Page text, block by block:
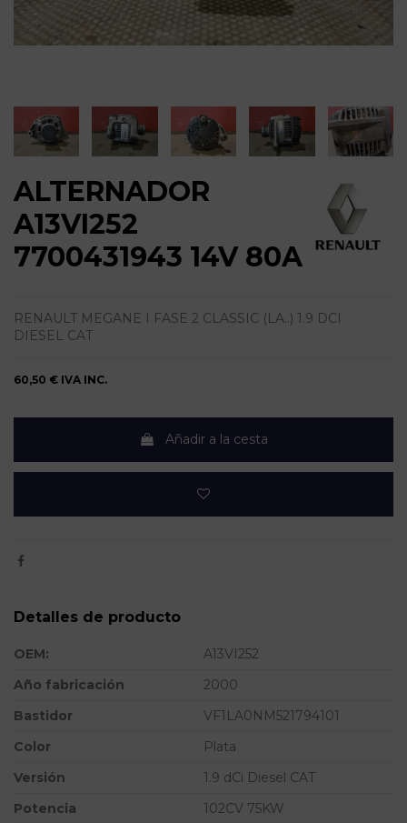
ALTERNADOR
A13VI252
7700431943 14V 80A
RENAULT MEGANE I FASE 2 CLASSIC (LA..) 1.9 DCI
DIESEL CAT
60,50 € IVA INC.
Añadir a la cesta
Detalles de producto
OEM:
A13VI252
Año fabricación
2000
Bastidor
VF1LA0NM521794101
Color
Plata
Versión
1.9 dCi Diesel CAT
Potencia
102CV 75KW